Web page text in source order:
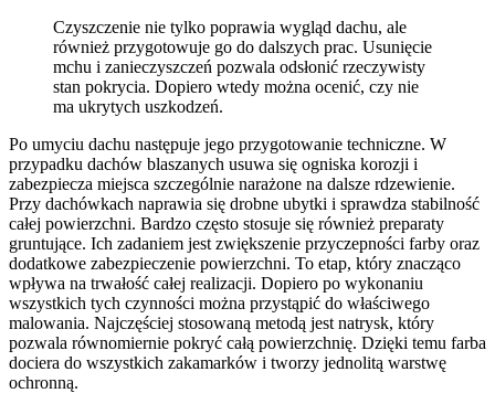
Czyszczenie nie tylko poprawia wygląd dachu, ale
również przygotowuje go do dalszych prac. Usunięcie
mchu i zanieczyszczeń pozwala odsłonić rzeczywisty
stan pokrycia. Dopiero wtedy można ocenić, czy nie
ma ukrytych uszkodzeń.
Po umyciu dachu następuje jego przygotowanie techniczne. W
przypadku dachów blaszanych usuwa się ogniska korozji i
zabezpiecza miejsca szczególnie narażone na dalsze rdzewienie.
Przy dachówkach naprawia się drobne ubytki i sprawdza stabilność
całej powierzchni. Bardzo często stosuje się również preparaty
gruntujące. Ich zadaniem jest zwiększenie przyczepności farby oraz
dodatkowe zabezpieczenie powierzchni. To etap, który znacząco
wpływa na trwałość całej realizacji. Dopiero po wykonaniu
wszystkich tych czynności można przystąpić do właściwego
malowania. Najczęściej stosowaną metodą jest natrysk, który
pozwala równomiernie pokryć całą powierzchnię. Dzięki temu farba
dociera do wszystkich zakamarków i tworzy jednolitą warstwę
ochronną.